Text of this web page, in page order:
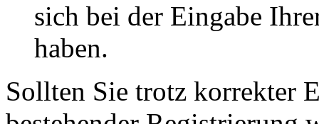
sich bei der Eingabe
haben.
Sollten Sie trotz korrekter